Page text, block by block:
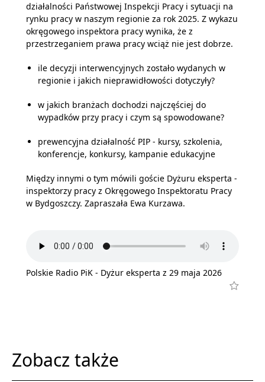
działalności Państwowej Inspekcji Pracy i sytuacji na
rynku pracy w naszym regionie za rok 2025. Z wykazu
okręgowego inspektora pracy wynika, że z
przestrzeganiem prawa pracy wciąż nie jest dobrze.
ile decyzji interwencyjnych zostało wydanych w
regionie i jakich nieprawidłowości dotyczyły?
w jakich branżach dochodzi najczęściej do
wypadków przy pracy i czym są spowodowane?
prewencyjna działalność PIP - kursy, szkolenia,
konferencje, konkursy, kampanie edukacyjne
Między innymi o tym mówili goście Dyżuru eksperta -
inspektorzy pracy z Okręgowego Inspektoratu Pracy
w Bydgoszczy. Zapraszała Ewa Kurzawa.
Polskie Radio PiK - Dyżur eksperta z 29 maja 2026
Zobacz także